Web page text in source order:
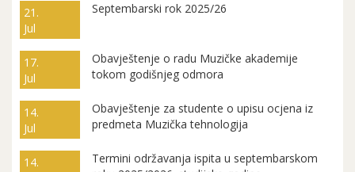
21.
Jul
Septembarski rok 2025/26
17.
Jul
Obavještenje o radu Muzičke akademije
tokom godišnjeg odmora
14.
Jul
Obavještenje za studente o upisu ocjena iz
predmeta Muzička tehnologija
14.
Termini održavanja ispita u septembarskom